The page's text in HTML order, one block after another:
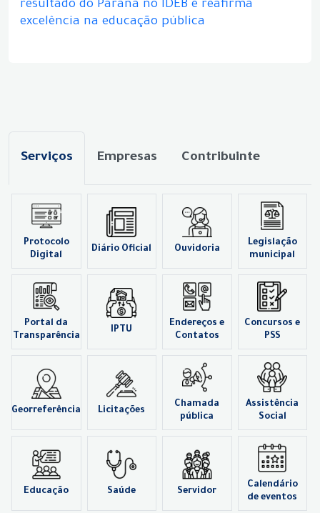
resultado do Paraná no IDEB e reafirma
excelência na educação pública
Serviços Empresas Contribuinte
Protocolo
Digital
Diário Oficial Ouvidoria
Legislação
municipal
Portal da
Transparência
IPTU
Endereços e
Contatos
Concursos e
PSS
Georreferência Licitações
Chamada
pública
Assistência
Social
Educação Saúde Servidor
Calendário
de eventos